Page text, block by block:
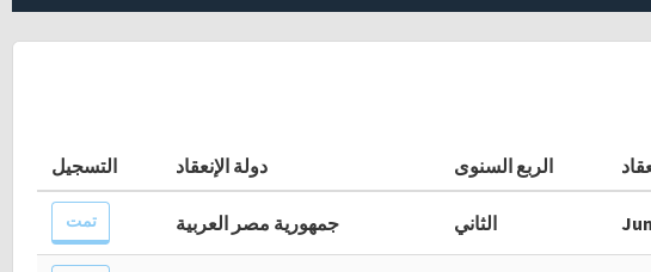
الربع السنوى دولة الإنعقاد التسجيل
الثاني جمهورية مصر العربية تمت